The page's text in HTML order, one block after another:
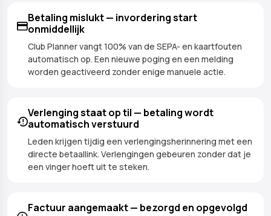
Betaling mislukt — invordering start
onmiddellijk
Club Planner vangt 100% van de SEPA- en kaartfouten
automatisch op. Een nieuwe poging en een melding
worden geactiveerd zonder enige manuele actie.
Verlenging staat op til — betaling wordt
automatisch verstuurd
Leden krijgen tijdig een verlengingsherinnering met een
directe betaallink. Verlengingen gebeuren zonder dat je
een vinger hoeft uit te steken.
Factuur aangemaakt — bezorgd en opgevolgd